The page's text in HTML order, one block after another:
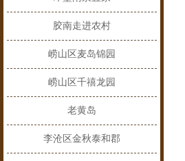
胶南走进农村
崂山区麦岛锦园
崂山区千禧龙园
老黄岛
李沧区金秋泰和郡